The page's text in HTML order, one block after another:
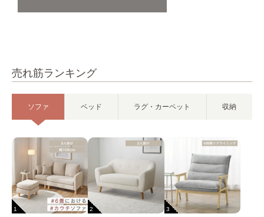
売れ筋ランキング
ソファ ベッド ラグ・カーペット 収納
1 2 3